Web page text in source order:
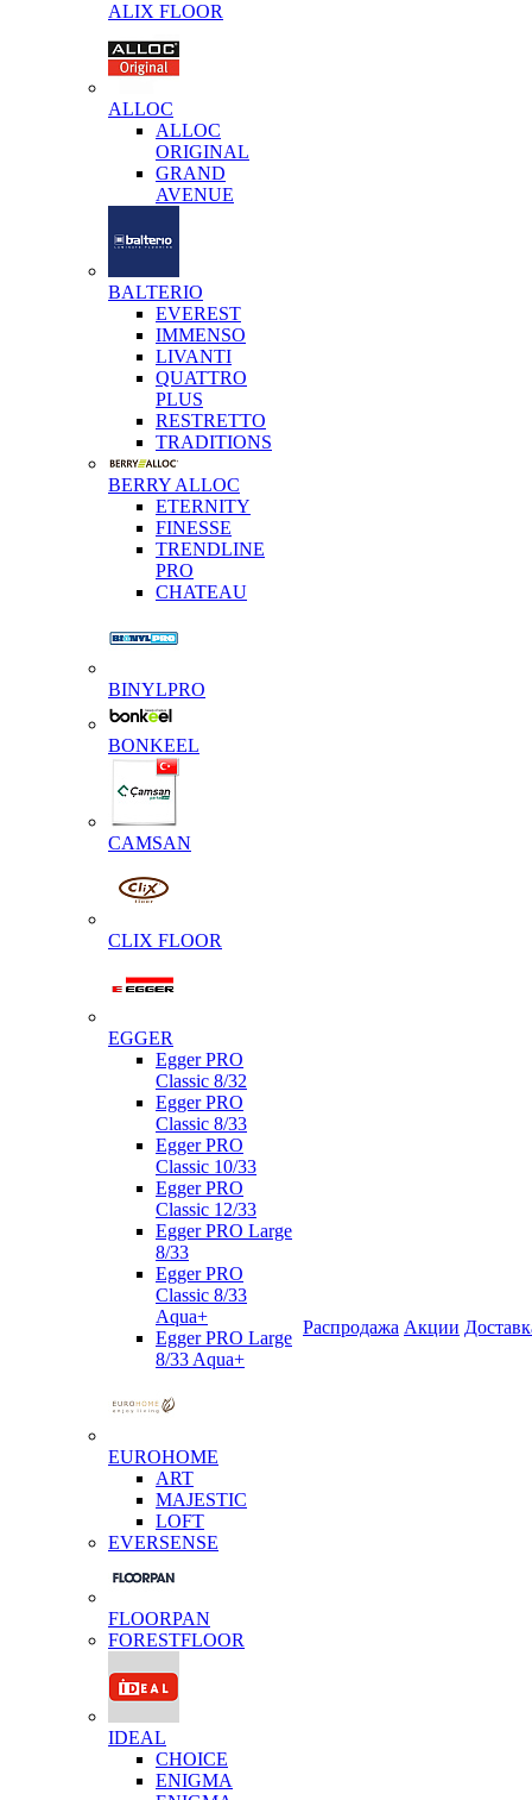
ALIX FLOOR
ALLOC
ALLOC
ORIGINAL
GRAND
AVENUE
BALTERIO
EVEREST
IMMENSO
LIVANTI
QUATTRO
PLUS
RESTRETTO
TRADITIONS
BERRY ALLOC
ETERNITY
FINESSE
TRENDLINE
PRO
CHATEAU
BINYLPRO
BONKEEL
CAMSAN
CLIX FLOOR
EGGER
Egger PRO
Classic 8/32
Egger PRO
Classic 8/33
Egger PRO
Classic 10/33
Egger PRO
Classic 12/33
Egger PRO Large
8/33
Egger PRO
Classic 8/33
Aqua+
Egger PRO Large
8/33 Aqua+
EUROHOME
ART
MAJESTIC
LOFT
EVERSENSE
FLOORPAN
FORESTFLOOR
IDEAL
CHOICE
ENIGMA
Распродажа Акции